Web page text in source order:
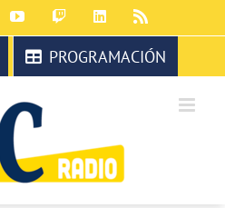
YouTubeTwitchLinkedIn
PROGRAMACIÓN